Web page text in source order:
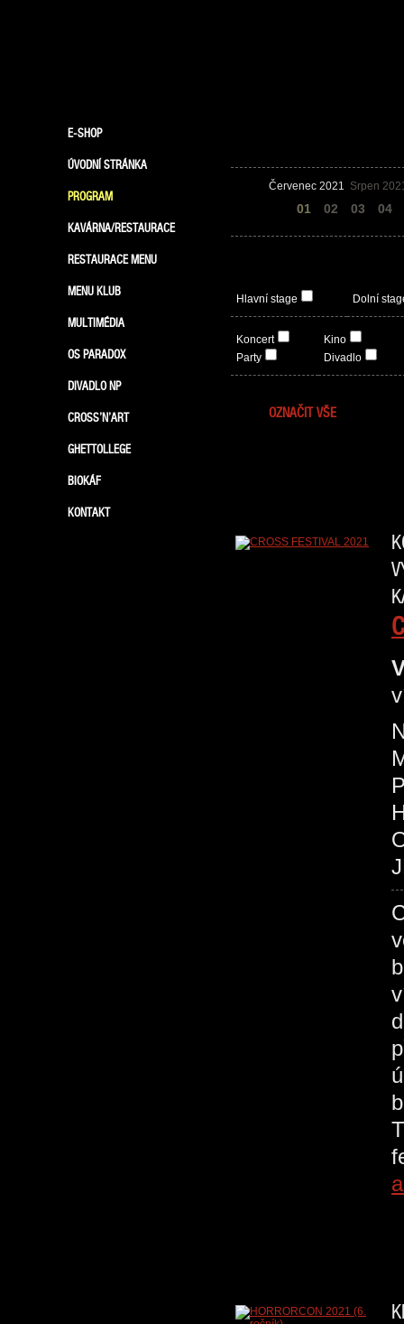
E-SHOP
ÚVODNÍ STRÁNKA
PROGRAM
KAVÁRNA/RESTAURACE
RESTAURACE MENU
MENU KLUB
MULTIMÉDIA
OS PARADOX
DIVADLO NP
CROSS’N’ART
GHETTOLLEGE
BIOKÁF
KONTAKT
Červenec 2021
01 02
Srpen
03 04
Hlavní stage Dolní
Koncert
Party
Kino
Divadlo
OZNAČIT VŠE